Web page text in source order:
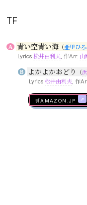
TF
A 青い空青い海 （亜里ひ
Lyrics松井由利夫, 作Arr. 山
B よかよかおどり （
Lyrics 松井由利夫, 作
🛒AMAZON.jp